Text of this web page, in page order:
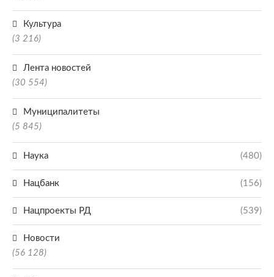
Культура
(3 216)
Лента новостей
(30 554)
Муниципалитеты
(5 845)
Наука (480)
Нацбанк (156)
Нацпроекты РД (539)
Новости
(56 128)